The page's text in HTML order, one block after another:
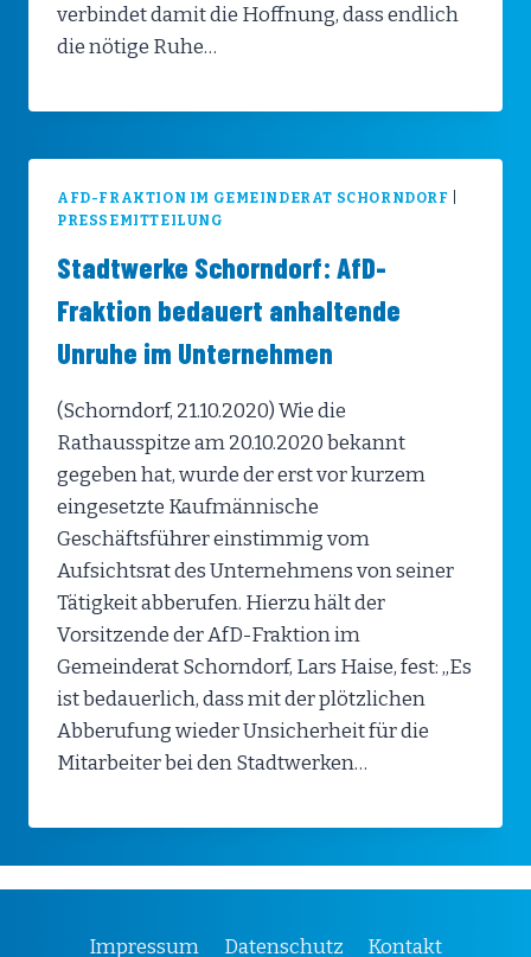
verbindet damit die Hoffnung, dass endlich
die nötige Ruhe…
AFD-FRAKTION IM GEMEINDERAT SCHORNDORF
PRESSEMITTEILUNG
Stadtwerke Schorndorf: AfD-
Fraktion bedauert anhaltende
Unruhe im Unternehmen
(Schorndorf, 21.10.2020) Wie die
Rathausspitze am 20.10.2020 bekannt
gegeben hat, wurde der erst vor kurzem
eingesetzte Kaufmännische
Geschäftsführer einstimmig vom
Aufsichtsrat des Unternehmens von seiner
Tätigkeit abberufen. Hierzu hält der
Vorsitzende der AfD-Fraktion im
Gemeinderat Schorndorf, Lars Haise, fest: „Es
ist bedauerlich, dass mit der plötzlichen
Abberufung wieder Unsicherheit für die
Mitarbeiter bei den Stadtwerken…
Impressum Datenschutz Kontakt